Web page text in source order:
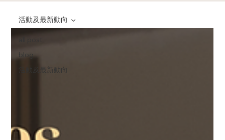
blog
活動及最新動向
活動及最新動向